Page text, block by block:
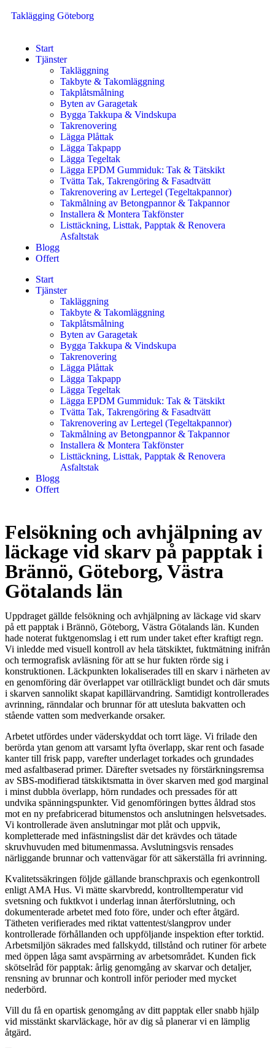
Taklägging Göteborg
Start
Tjänster
Takläggning
Takbyte & Takomläggning
Takplåtsmålning
Byten av Garagetak
Bygga Takkupa & Vindskupa
Takrenovering
Lägga Plåttak
Lägga Takpapp
Lägga Tegeltak
Lägga EPDM Gummiduk: Tak & Tätskikt
Tvätta Tak, Takrengöring & Fasadtvätt
Takrenovering av Lertegel (Tegeltakpannor)
Takmålning av Betongpannor & Takpannor
Installera & Montera Takfönster
Listtäckning, Listtak, Papptak & Renovera
Asfaltstak
Blogg
Offert
Start
Tjänster
Takläggning
Takbyte & Takomläggning
Takplåtsmålning
Byten av Garagetak
Bygga Takkupa & Vindskupa
Takrenovering
Lägga Plåttak
Lägga Takpapp
Lägga Tegeltak
Lägga EPDM Gummiduk: Tak & Tätskikt
Tvätta Tak, Takrengöring & Fasadtvätt
Takrenovering av Lertegel (Tegeltakpannor)
Takmålning av Betongpannor & Takpannor
Installera & Montera Takfönster
Listtäckning, Listtak, Papptak & Renovera
Asfaltstak
Blogg
Offert
Felsökning och avhjälpning av
läckage vid skarv på papptak i
Brännö, Göteborg, Västra
Götalands län
Uppdraget gällde felsökning och avhjälpning av läckage vid skarv
på ett papptak i Brännö, Göteborg, Västra Götalands län. Kunden
hade noterat fuktgenomslag i ett rum under taket efter kraftigt regn.
Vi inledde med visuell kontroll av hela tätskiktet, fuktmätning inifrån
och termografisk avläsning för att se hur fukten rörde sig i
konstruktionen. Läckpunkten lokaliserades till en skarv i närheten av
en genomföring där överlappet var otillräckligt bundet och där smuts
i skarven sannolikt skapat kapillärvandring. Samtidigt kontrollerades
avrinning, ränndalar och brunnar för att utesluta bakvatten och
stående vatten som medverkande orsaker.
Arbetet utfördes under väderskyddat och torrt läge. Vi frilade den
berörda ytan genom att varsamt lyfta överlapp, skar rent och fasade
kanter till frisk papp, varefter underlaget torkades och grundades
med asfaltbaserad primer. Därefter svetsades ny förstärkningsremsa
av SBS-modifierad tätskiktsmatta in över skarven med god marginal
i minst dubbla överlapp, hörn rundades och pressades för att
undvika spänningspunkter. Vid genomföringen byttes åldrad stos
mot en ny prefabricerad bitumenstos och anslutningen helsvetsades.
Vi kontrollerade även anslutningar mot plåt och uppvik,
kompletterade med infästningslist där det krävdes och tätade
skruvhuvuden med bitumenmassa. Avslutningsvis rensades
närliggande brunnar och vattenvägar för att säkerställa fri avrinning.
Kvalitetssäkringen följde gällande branschpraxis och egenkontroll
enligt AMA Hus. Vi mätte skarvbredd, kontrolltemperatur vid
svetsning och fuktkvot i underlag innan återförslutning, och
dokumenterade arbetet med foto före, under och efter åtgärd.
Tätheten verifierades med riktat vattentest/slangprov under
kontrollerade förhållanden och uppföljande inspektion efter torktid.
Arbetsmiljön säkrades med fallskydd, tillstånd och rutiner för arbete
med öppen låga samt avspärrning av arbetsområdet. Kunden fick
skötselråd för papptak: årlig genomgång av skarvar och detaljer,
rensning av brunnar och kontroll inför perioder med mycket
nederbörd.
Vill du få en opartisk genomgång av ditt papptak eller snabb hjälp
vid misstänkt skarvläckage, hör av dig så planerar vi en lämplig
åtgärd.